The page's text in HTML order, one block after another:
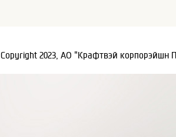
Copyright 2023, АО "Крафтвэй корпорэйшн